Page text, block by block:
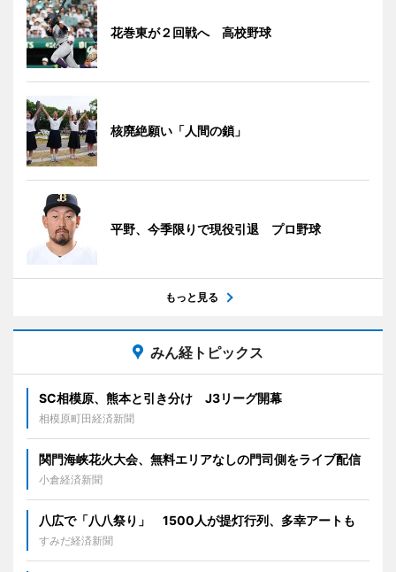
花巻東が２回戦へ 高校野球
核廃絶願い「人間の鎖」
平野、今季限りで現役引退 プロ野球
もっと見る
みん経トピックス
SC相模原、熊本と引き分け J3リーグ開幕
相模原町田経済新聞
関門海峡花火大会、無料エリアなしの門司側をライブ配信
小倉経済新聞
八広で「八八祭り」 1500人が提灯行列、多幸アートも
すみだ経済新聞